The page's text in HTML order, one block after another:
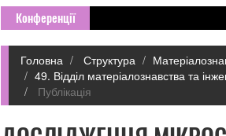
Конференції
Головна Структура
49. Відділ матеріалознавства та
Публікація